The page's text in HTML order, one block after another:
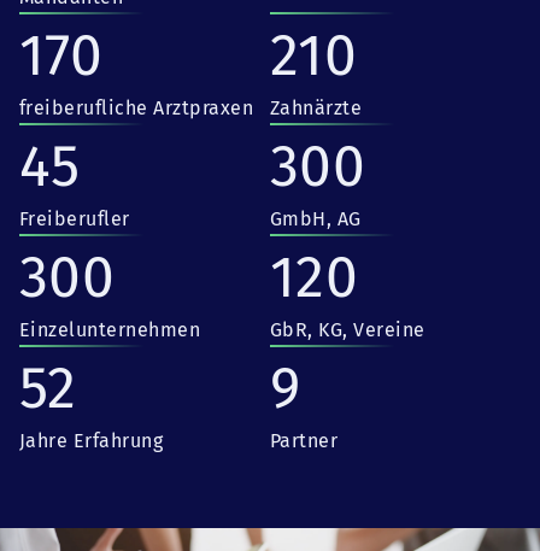
170
freiberufliche Arztpraxen
210
Zahnärzte
45
Freiberufler
300
GmbH, AG
300
Einzelunternehmen
120
GbR, KG, Vereine
52
Jahre Erfahrung
9
Partner